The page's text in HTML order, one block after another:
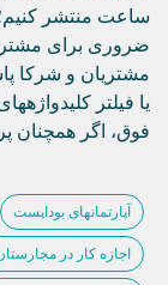
ضروری برای
مشتریان و شرکا
یا فیلتر
فوق، اگر همچنان
آپارتمانهای بوداپست
اجازه کار در